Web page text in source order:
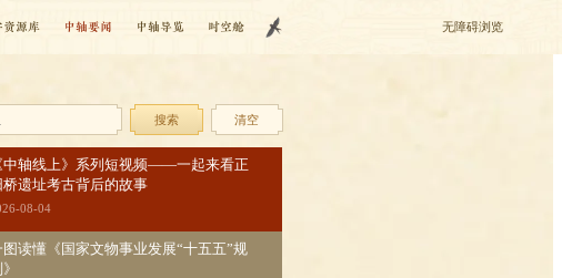
资源库 中轴要闻 中轴导览 时空舱 无障碍浏览
搜索 清空
中轴线上》系列短视频——一起来看正
桥遗址考古背后的故事
08-04
图读懂《国家文物事业发展“十五五”规